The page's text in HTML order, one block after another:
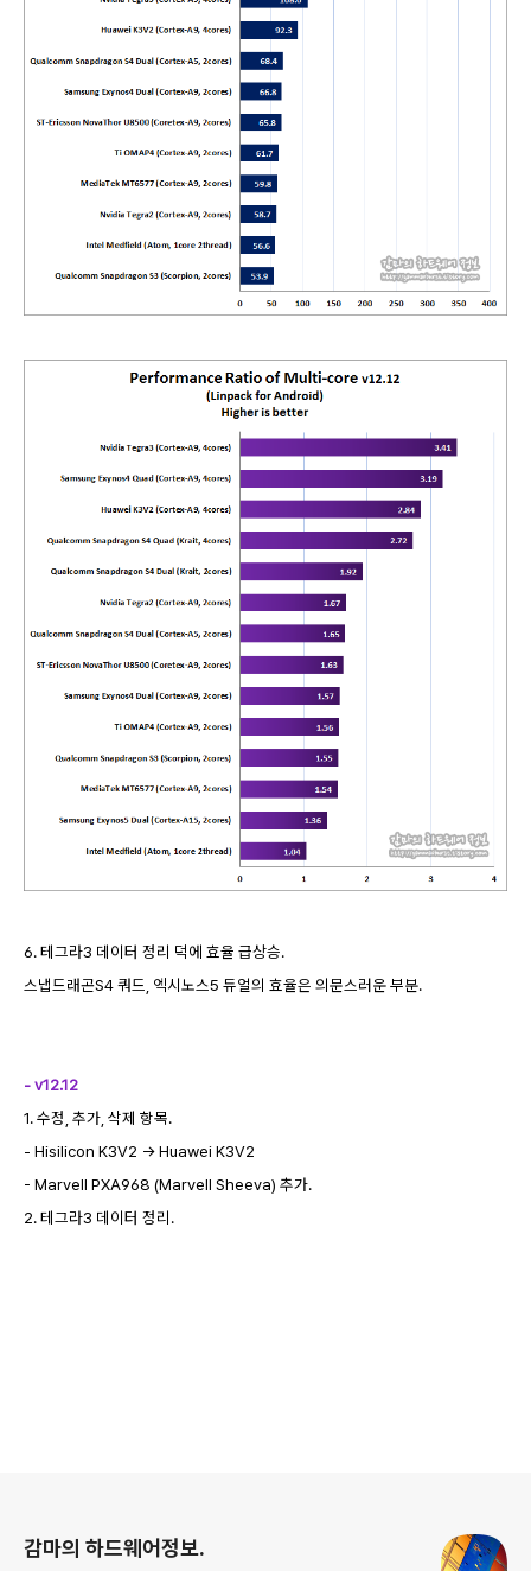
6. 테그라3 데이터 정리 덕에 효율 급상승.
스냅드래곤S4 쿼드, 엑시노스5 듀얼의 효율은 의문스러운 부분.
- v12.12
1. 수정, 추가, 삭제 항목.
- Hisilicon K3V2 -> Huawei K3V2
- Marvell PXA968 (Marvell Sheeva) 추가.
2. 테그라3 데이터 정리.
감마의 하드웨어정보.